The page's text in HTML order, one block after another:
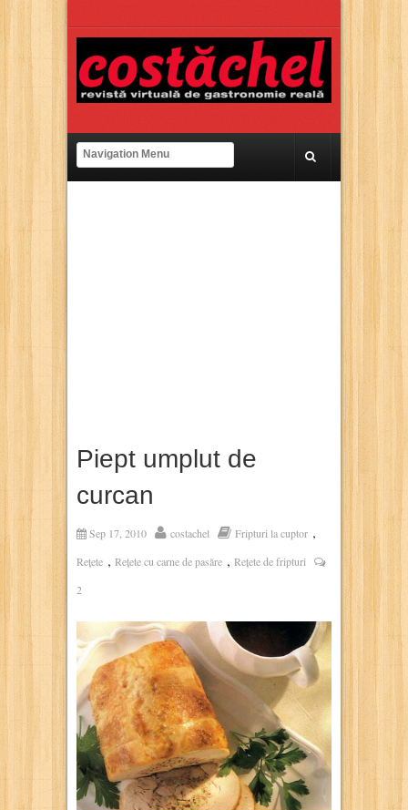
Piept umplut de
curcan
Sep 17, 2010 costachel Fripturi la cuptor ,
Rețete , Rețete cu carne de pasăre , Rețete de fripturi
2